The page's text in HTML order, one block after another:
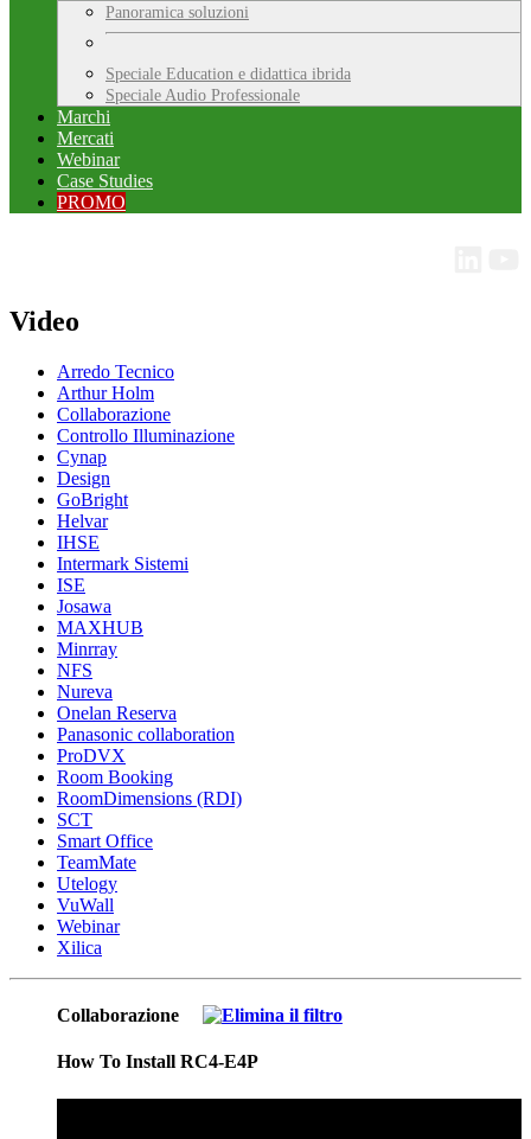
Panoramica soluzioni
Speciale Education e didattica ibrida
Speciale Audio Professionale
Marchi
Mercati
Webinar
Case Studies
PROMO
Video
Arredo Tecnico
Arthur Holm
Collaborazione
Controllo Illuminazione
Cynap
Design
GoBright
Helvar
IHSE
Intermark Sistemi
ISE
Josawa
MAXHUB
Minrray
NFS
Nureva
Onelan Reserva
Panasonic collaboration
ProDVX
Room Booking
RoomDimensions (RDI)
SCT
Smart Office
TeamMate
Utelogy
VuWall
Webinar
Xilica
Collaborazione
How To Install RC4-E4P